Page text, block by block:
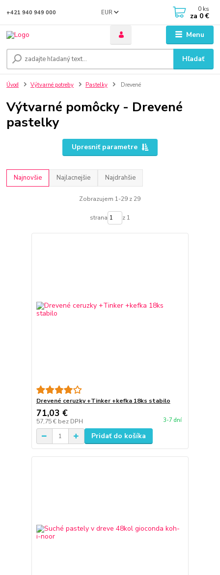
Menu
EUR
Hľadať
+421 940 949 000 0 ks
za 0 €
Úvod Výtvarné potreby Pastelky Drevené
Výtvarné pomôcky - Drevené
pastelky
Upresniť parametre
Najnovšie Najlacnejšie Najdrahšie
Zobrazujem 1-29 z 29
strana z 1
Drevené ceruzky +Tinker +kefka 18ks stabilo
71,03 €
57,75 € bez DPH 3-7 dní
Pridať do košíka